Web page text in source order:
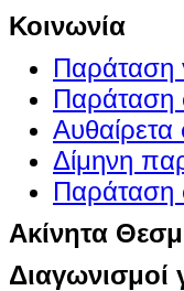
Κοινωνία
Παράταση
Παράταση
Δίμηνη
Παράταση
Ακίνητα
Διαγωνισμοί